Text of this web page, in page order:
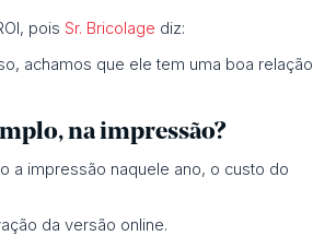
pois Sr. Bricolage diz:
achamos que ele tem uma boa relação
na impressão?
a impressão naquele ano, o custo do
da versão online.